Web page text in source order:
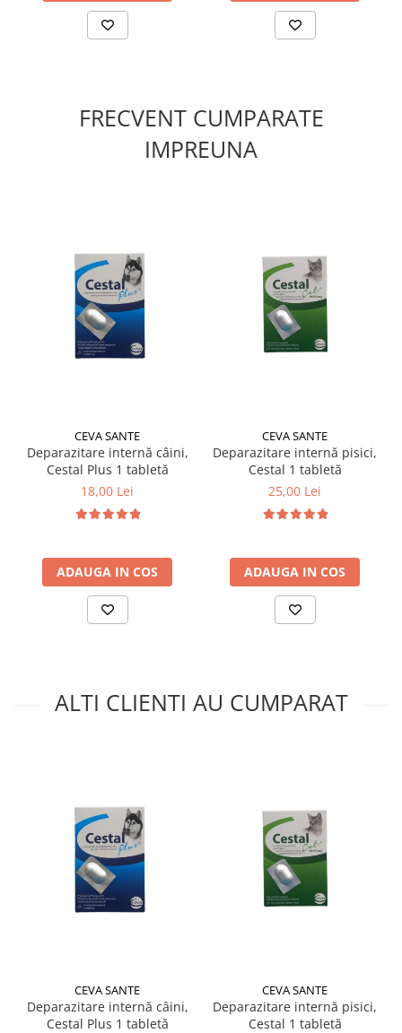
FRECVENT CUMPARATE
IMPREUNA
CEVA SANTE
Deparazitare internă câini,
Cestal Plus 1 tabletă
18,00 Lei
ADAUGA IN COS
CEVA SANTE
Deparazitare internă pisici,
Cestal 1 tabletă
25,00 Lei
ADAUGA IN COS
ALTI CLIENTI AU CUMPARAT
CEVA SANTE
Deparazitare internă câini,
Cestal Plus 1 tabletă
CEVA SANTE
Deparazitare internă pisici,
Cestal 1 tabletă